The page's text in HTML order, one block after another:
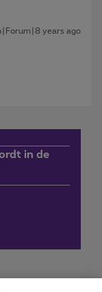
years ago
in de